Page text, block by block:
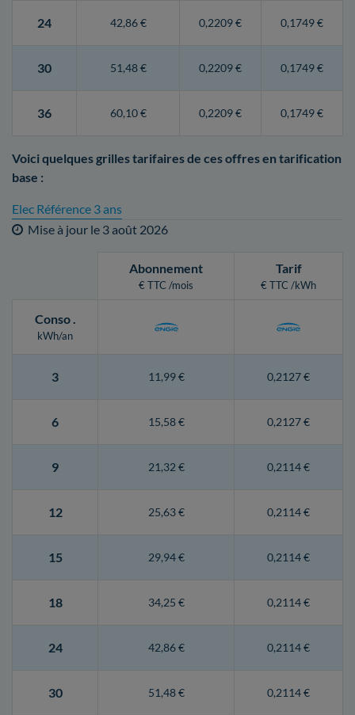
24 42,86 € 0,2209 € 0,1749 €
30 51,48 € 0,2209 € 0,1749 €
36 60,10 € 0,2209 € 0,1749 €
Voici quelques grilles tarifaires de ces offres en tarification
base :
Elec Référence 3 ans
Mise à jour le 3 août 2026
Abonnement
€ TTC /mois
Tarif
€ TTC /kWh
Conso.
kWh/an
3 11,99 € 0,2127 €
6 15,58 € 0,2127 €
9 21,32 € 0,2114 €
12 25,63 € 0,2114 €
15 29,94 € 0,2114 €
18 34,25 € 0,2114 €
24 42,86 € 0,2114 €
30 51,48 € 0,2114 €